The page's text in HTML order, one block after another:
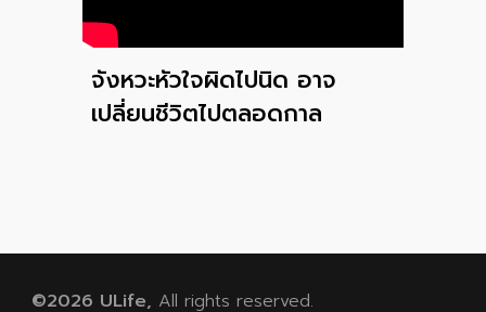
จังหวะหัวใจผิดไปนิด อาจ
เปลี่ยนชีวิตไปตลอดกาล
©2026 ULife, All rights reserved.